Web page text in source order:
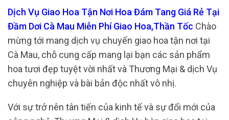
Dịch Vụ Giao Hoa Tận Nơi Hoa Đám Tang Giá Rẻ Tại
Đầm Dơi Cà Mau Miễn Phí Giao Hoa,Thần Tốc Chào
mừng tới mang dịch vụ chuyển giao hoa tận nơi tại
Cà Mau, chỗ cung cấp mang lại bạn các sản phẩm
hoa tươi đẹp tuyệt vời nhất và Thương Mại & dịch Vụ
chuyên nghiệp và bài bản độc nhất vô nhị.
Với sự trở nên tân tiến của kinh tế và sự đổi mới của